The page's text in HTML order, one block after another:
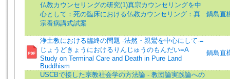
仏教カウンセリングの研究(1)真宗カウンセリングを中
心として：死の臨床における仏教カウンセリング：真
宗看病講式試案
鍋島直
浄土教における臨終の問題 -法然・親鸞を中心にして-=
じょうどきょうにおけるりんじゅうのもんだい=A
Study on Terminal Care and Death in Pure Land
Buddhism
鍋島直
USCBで接した宗教社会学の方法論 - 教団論実践論への